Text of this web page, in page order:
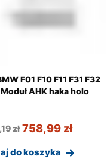
F01 F10 F11 F31 F32
AHK haka holo
zł 758,99 zł
do koszyka